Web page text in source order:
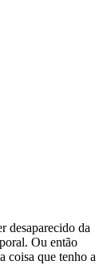
desaparecido da
Ou então
coisa que tenho a